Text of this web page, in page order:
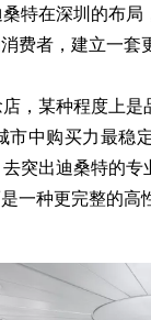
特在深圳的布
费者，建立一套
，某种程度上
中购买力最稳
突出迪桑特的
一种更完整的高